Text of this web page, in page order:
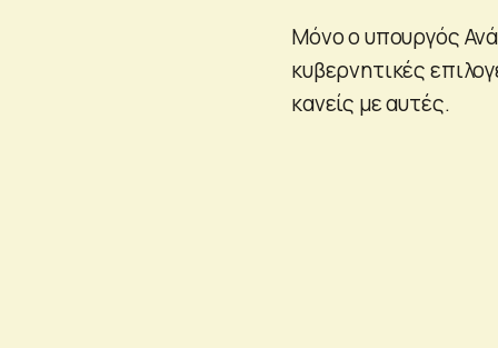
Μόνο ο υπουργός
κυβερνητικές
κανείς με αυτές.